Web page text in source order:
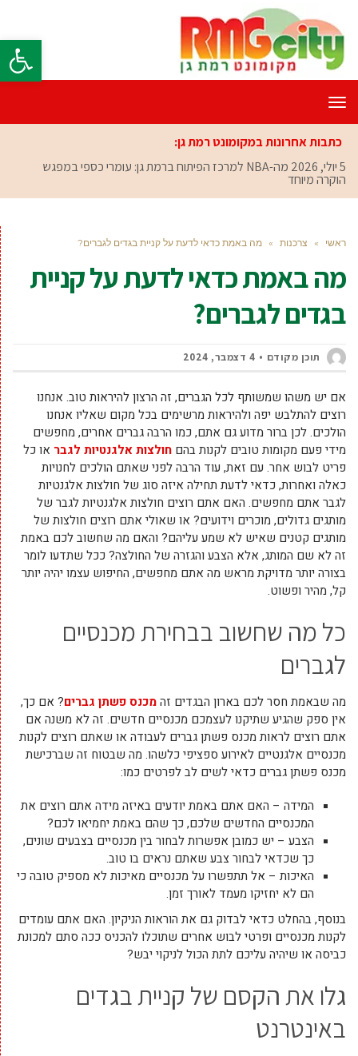
פתח
תפריט
כתבות אחרונות במקומונט רמת גן:
5 יולי, 2026
מה-NBA למרכז הפיתוח ברמת גן: עומרי כספי במפגש
הוקרה מיוחד
ראשי » צרכנות » מה באמת כדאי לדעת על קניית בגדים לגברים?
מה באמת כדאי לדעת על קניית
בגדים לגברים?
תוכן מקודם 4 דצמבר, 2024
אם יש משהו שמשותף לכל הגברים, זה הרצון להיראות טוב. אנחנו
רוצים להתלבש יפה ולהיראות מרשימים בכל מקום שאליו אנחנו
הולכים. לכן ברור מדוע גם אתם, כמו הרבה גברים אחרים, מחפשים
מידי פעם מקומות טובים לקנות בהם חולצות אלגנטיות לגבר או כל
פריט לבוש אחר. עם זאת, עוד הרבה לפני שאתם הולכים לחנויות
כאלה ואחרות, כדאי לדעת תחילה איזה סוג של חולצות אלגנטיות
לגבר אתם מחפשים. האם אתם רוצים חולצות אלגנטיות לגבר של
מותגים גדולים, מוכרים וידועים? או שאולי אתם רוצים חולצות של
מותגים קטנים שאיש לא שמע עליהם? והאם מה שחשוב לכם באמת
זה לא שם המותג, אלא הצבע והגזרה של החולצה? ככל שתדעו לומר
בצורה יותר מדויקת מראש מה אתם מחפשים, החיפוש עצמו יהיה יותר
קל, מהיר ופשוט.
כל מה שחשוב בבחירת מכנסיים
לגברים
מה שבאמת חסר לכם בארון הבגדים זהמכנס פשתן גברים? אם כך,
אין ספק שהגיע שתיקנו לעצמכם מכנסיים חדשים. זה לא משנה אם
אתם רוצים לראות מכנס פשתן גברים לעבודה או שאתם רוצים לקנות
מכנסיים אלגנטיים לאירוע ספציפי כלשהו. מה שבטוח זה שברכישת
מכנס פשתן גברים כדאי לשים לב לפרטים כמו:
המידה – האם אתם באמת יודעים באיזה מידה אתם רוצים את
המכנסיים החדשים שלכם, כך שהם באמת יחמיאו לכם?
הצבע – יש כמובן אפשרות לבחור בין מכנסיים בצבעים שונים,
כך שכדאי לבחור צבע שאתם נראים בו טוב.
האיכות – אל תתפשרו על מכנסיים מאיכות לא מספיק טובה כי
הם לא יחזיקו מעמד לאורך זמן.
בנוסף, בהחלט כדאי לבדוק גם את הוראות הניקיון. האם אתם עומדים
לקנות מכנסיים ופרטי לבוש אחרים שתוכלו להכניס ככה סתם למכונת
כביסה או שיהיה עליכם לתת הכול לניקוי יבש?
גלו את הקסם של קניית בגדים
באינטרנט